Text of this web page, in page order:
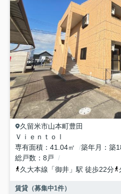
久留米市山本町豊田
ＶｉｅｎｔｏⅠ
専有面積
41.04㎡ 築年月 築
総戸数
8戸
久大本線 「御井 」駅 徒歩22分
賃貸（募集中1件）